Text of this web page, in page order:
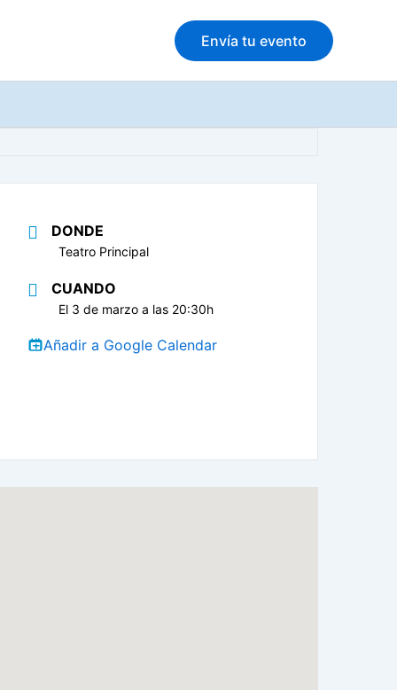
Envía tu evento
DONDE
Teatro Principal
CUANDO
El 3 de marzo a las 20:30h
Añadir a Google Calendar